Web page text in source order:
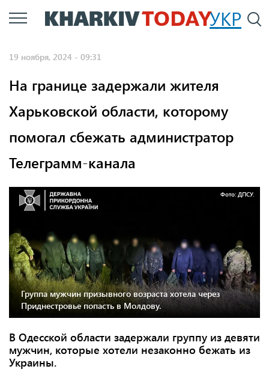
Перейти
к
УКР
19 ноября, 2024 - 09:31
На границе задержали жителя
Харьковской области, которому
помогал сбежать администратор
Телеграмм-канала
Фото: ДПСУ.
Группа мужчин призывного возраста хотела через
Приднестровье попасть в Молдову.
В Одесской области задержали группу из девяти
мужчин, которые хотели незаконно бежать из
Украины.